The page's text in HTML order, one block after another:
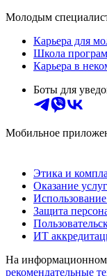
Молодым
Карьера для
Школа
Карьера в
Боты для
Мобильное
Этика и
Оказание услуг
Защита
ИТ
На информационном
рекомендательные